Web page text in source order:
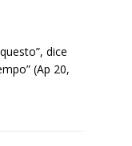
dice
(Ap 20,